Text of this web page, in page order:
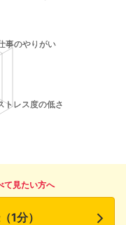
て見たい方へ
1分）